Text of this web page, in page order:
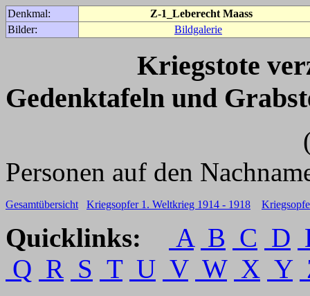
Denkmal:
Z-1_Leberecht Maass
Bilder:
Bildgalerie
Kriegstote
Gedenktafeln und
(Für weitere
Personen auf den
Gesamtübersicht Kriegsopfer 1. Weltkrieg 1914 - 1918
Quicklinks: A B C D
Q R S T U V W X Y